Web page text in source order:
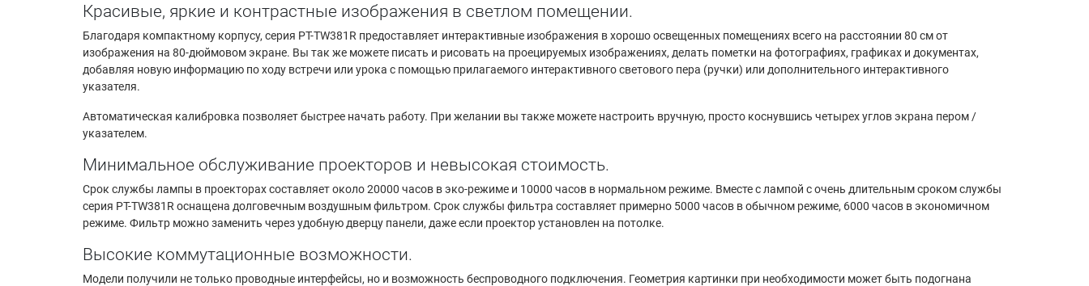
Красивые, яркие и контрастные изображения в светлом помещении.
Благодаря компактному корпусу, серия PT-TW381R предоставляет интерактивные изображения в хорошо освещенных помещениях всего на расстоянии 80 см от
изображения на 80-дюймовом экране. Вы так же можете писать и рисовать на проецируемых изображениях, делать пометки на фотографиях, графиках и документах,
добавляя новую информацию по ходу встречи или урока с помощью прилагаемого интерактивного светового пера (ручки) или дополнительного интерактивного
указателя.
Автоматическая калибровка позволяет быстрее начать работу. При желании вы также можете настроить вручную, просто коснувшись четырех углов экрана пером /
указателем.
Минимальное обслуживание проекторов и невысокая стоимость.
Срок службы лампы в проекторах составляет около 20000 часов в эко-режиме и 10000 часов в нормальном режиме. Вместе с лампой с очень длительным сроком службы
серия PT-TW381R оснащена долговечным воздушным фильтром. Срок службы фильтра составляет примерно 5000 часов в обычном режиме, 6000 часов в экономичном
режиме. Фильтр можно заменить через удобную дверцу панели, даже если проектор установлен на потолке.
Высокие коммутационные возможности.
Модели получили не только проводные интерфейсы, но и возможность беспроводного подключения. Геометрия картинки при необходимости может быть подогнана